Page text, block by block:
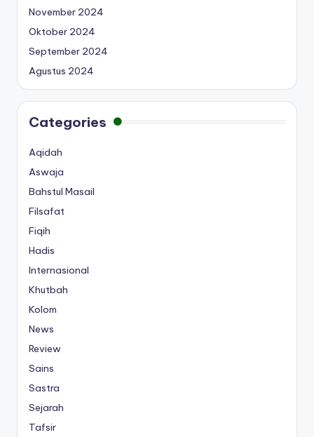
November 2024
Oktober 2024
September 2024
Agustus 2024
Categories
Aqidah
Aswaja
Bahstul Masail
Filsafat
Fiqih
Hadis
Internasional
Khutbah
Kolom
News
Review
Sains
Sastra
Sejarah
Tafsir